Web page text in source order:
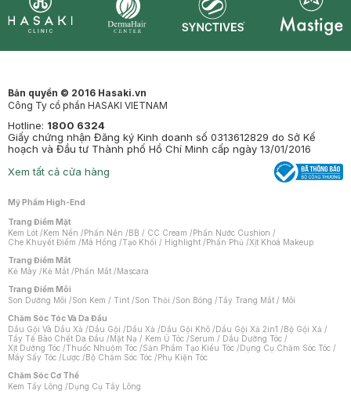
Bản quyền © 2016 Hasaki.vn
Công Ty cổ phần HASAKI VIETNAM
Hotline: 1800 6324
Giấy chứng nhận Đăng ký Kinh doanh số 0313612829 do Sở Kế
hoạch và Đầu tư Thành phố Hồ Chí Minh cấp ngày 13/01/2016
Xem tất cả cửa hàng
Mỹ Phẩm High-End
Trang Điểm Mặt
Kem Lót /Kem Nền /Phấn Nền /BB / CC Cream /Phấn Nước Cushion /
Che Khuyết Điểm /Má Hồng /Tạo Khối / Highlight /Phấn Phủ /Xịt Khoá Makeup
Trang Điểm Mắt
Kẻ Mày /Kẻ Mắt /Phấn Mắt /Mascara
Trang Điểm Môi
Son Dưỡng Môi /Son Kem / Tint /Son Thỏi /Son Bóng /Tẩy Trang Mắt / Môi
Chăm Sóc Tóc Và Da Đầu
Dầu Gội Và Dầu Xả /Dầu Gội /Dầu Xả /Dầu Gội Khô /Dầu Gội Xả 2in1 /Bộ Gội Xả /
Tẩy Tế Bào Chết Da Đầu /Mặt Nạ / Kem Ủ Tóc /Serum / Dầu Dưỡng Tóc /
Xịt Dưỡng Tóc /Thuốc Nhuộm Tóc /Sản Phẩm Tạo Kiểu Tóc /Dụng Cụ Chăm Sóc Tóc /
Máy Sấy Tóc /Lược /Bộ Chăm Sóc Tóc /Phụ Kiện Tóc
Chăm Sóc Cơ Thể
Kem Tẩy Lông /Dụng Cụ Tẩy Lông